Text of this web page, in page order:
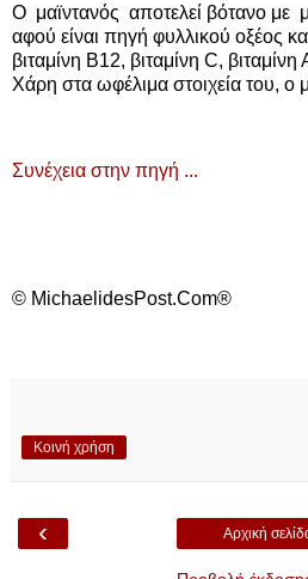
Ο μαϊντανός αποτελεί βότανο με
αφού είναι πηγή φυλλικού οξέος
βιταμίνη Β12, βιταμίνη C,
Χάρη στα ωφέλιμα στοιχεία του, ο
Συνέχεια στην πηγή ...
© MichaelidesPost.Com®
Κοινή χρήση
‹ Αρχική